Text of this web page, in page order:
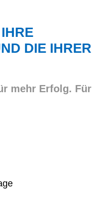
DIE IHRER
mehr Erfolg. Für